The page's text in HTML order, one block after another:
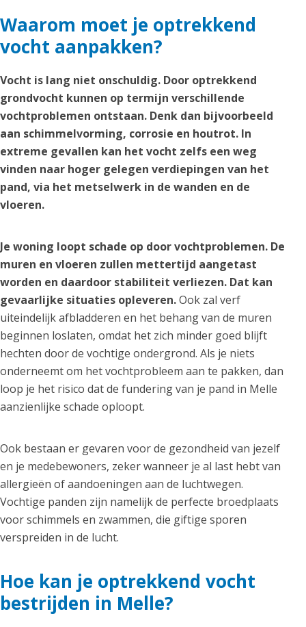
Waarom moet je optrekkend
vocht aanpakken?
Vocht is lang niet onschuldig. Door optrekkend
grondvocht kunnen op termijn verschillende
vochtproblemen ontstaan. Denk dan bijvoorbeeld
aan schimmelvorming, corrosie en houtrot. In
extreme gevallen kan het vocht zelfs een weg
vinden naar hoger gelegen verdiepingen van het
pand, via het metselwerk in de wanden en de
vloeren.
Je woning loopt schade op door vochtproblemen. De
muren en vloeren zullen mettertijd aangetast
worden en daardoor stabiliteit verliezen. Dat kan
gevaarlijke situaties opleveren.Ook zal verf
uiteindelijk afbladderen en het behang van de muren
beginnen loslaten, omdat het zich minder goed blijft
hechten door de vochtige ondergrond. Als je niets
onderneemt om het vochtprobleem aan te pakken, dan
loop je het risico dat de fundering van je pand in Melle
aanzienlijke schade oploopt.
Ook bestaan er gevaren voor de gezondheid van jezelf
en je medebewoners, zeker wanneer je al last hebt van
allergieën of aandoeningen aan de luchtwegen.
Vochtige panden zijn namelijk de perfecte broedplaats
voor schimmels en zwammen, die giftige sporen
verspreiden in de lucht.
Hoe kan je optrekkend vocht
bestrijden in Melle?